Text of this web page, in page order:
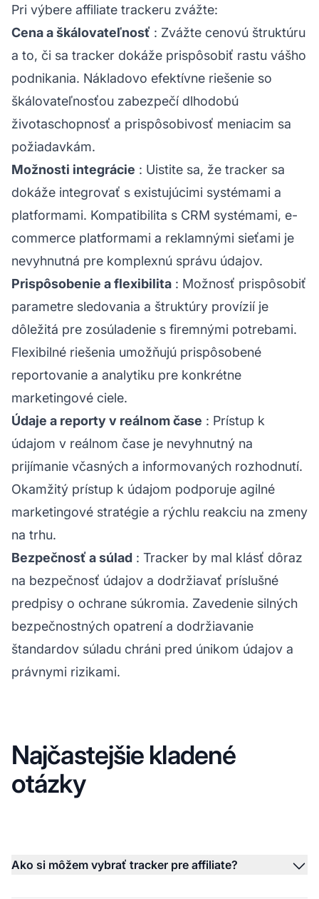
Pri výbere affiliate trackeru zvážte:
Cena a škálovateľnosť : Zvážte cenovú štruktúru
a to, či sa tracker dokáže prispôsobiť rastu vášho
podnikania. Nákladovo efektívne riešenie so
škálovateľnosťou zabezpečí dlhodobú
životaschopnosť a prispôsobivosť meniacim sa
požiadavkám.
Možnosti integrácie : Uistite sa, že tracker sa
dokáže integrovať s existujúcimi systémami a
platformami. Kompatibilita s CRM systémami, e-
commerce platformami a reklamnými sieťami je
nevyhnutná pre komplexnú správu údajov.
Prispôsobenie a flexibilita : Možnosť prispôsobiť
parametre sledovania a štruktúry provízií je
dôležitá pre zosúladenie s firemnými potrebami.
Flexibilné riešenia umožňujú prispôsobené
reportovanie a analytiku pre konkrétne
marketingové ciele.
Údaje a reporty v reálnom čase : Prístup k
údajom v reálnom čase je nevyhnutný na
prijímanie včasných a informovaných rozhodnutí.
Okamžitý prístup k údajom podporuje agilné
marketingové stratégie a rýchlu reakciu na zmeny
na trhu.
Bezpečnosť a súlad : Tracker by mal klásť dôraz
na bezpečnosť údajov a dodržiavať príslušné
predpisy o ochrane súkromia. Zavedenie silných
bezpečnostných opatrení a dodržiavanie
štandardov súladu chráni pred únikom údajov a
právnymi rizikami.
Najčastejšie kladené
otázky
Ako si môžem vybrať tracker pre affiliate?